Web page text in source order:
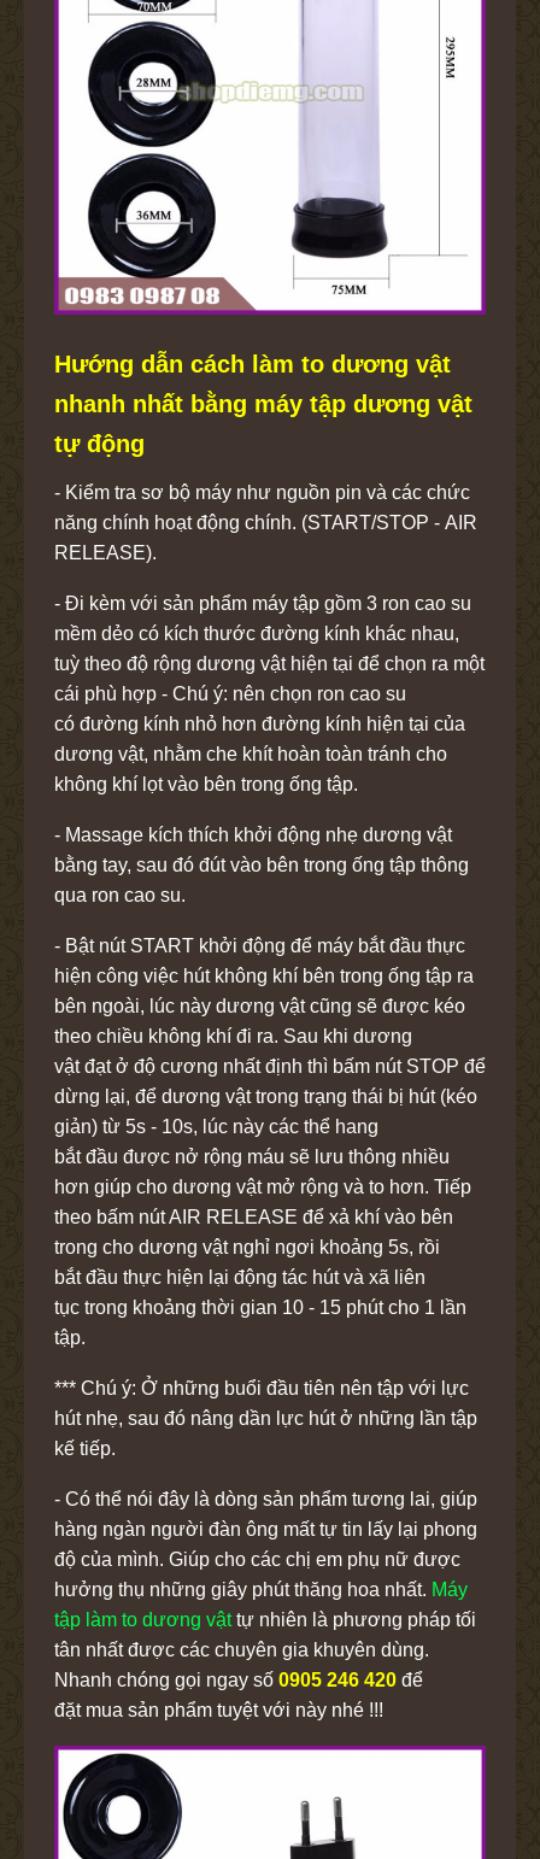
Hướng dẫn cách làm to dương vật
nhanh nhất bằng máy tập dương vật
tự động
- Kiểm tra sơ bộ máy như nguồn pin và các chức
năng chính hoạt động chính. (START/STOP - AIR
RELEASE).
- Đi kèm với sản phẩm máy tập gồm 3 ron cao su
mềm dẻo có kích thước đường kính khác nhau,
tuỳ theo độ rộng dương vật hiện tại để chọn ra một
cái phù hợp - Chú ý: nên chọn ron cao su
có đường kính nhỏ hơn đường kính hiện tại của
dương vật, nhằm che khít hoàn toàn tránh cho
không khí lọt vào bên trong ống tập.
- Massage kích thích khởi động nhẹ dương vật
bằng tay, sau đó đút vào bên trong ống tập thông
qua ron cao su.
- Bật nút START khởi động để máy bắt đầu thực
hiện công việc hút không khí bên trong ống tập ra
bên ngoài, lúc này dương vật cũng sẽ được kéo
theo chiều không khí đi ra. Sau khi dương
vật đạt ở độ cương nhất định thì bấm nút STOP để
dừng lại, để dương vật trong trạng thái bị hút (kéo
giản) từ 5s - 10s, lúc này các thể hang
bắt đầu được nở rộng máu sẽ lưu thông nhiều
hơn giúp cho dương vật mở rộng và to hơn. Tiếp
theo bấm nút AIR RELEASE để xả khí vào bên
trong cho dương vật nghỉ ngơi khoảng 5s, rồi
bắt đầu thực hiện lại động tác hút và xã liên
tục trong khoảng thời gian 10 - 15 phút cho 1 lần
tập.
*** Chú ý: Ở những buổi đầu tiên nên tập với lực
hút nhẹ, sau đó nâng dần lực hút ở những lần tập
kế tiếp.
- Có thể nói đây là dòng sản phẩm tương lai, giúp
hàng ngàn người đàn ông mất tự tin lấy lại phong
độ của mình. Giúp cho các chị em phụ nữ được
hưởng thụ những giây phút thăng hoa nhất. Máy
tập làm to dương vậttự nhiên là phương pháp tối
tân nhất được các chuyên gia khuyên dùng.
Nhanh chóng gọi ngay số 0905 246 420 để
đặt mua sản phẩm tuyệt với này nhé !!!